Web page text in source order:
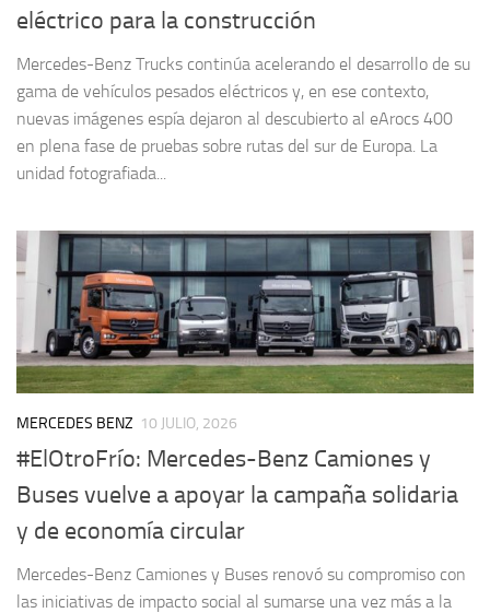
eléctrico para la construcción
Mercedes-Benz Trucks continúa acelerando el desarrollo de su
gama de vehículos pesados eléctricos y, en ese contexto,
nuevas imágenes espía dejaron al descubierto al eArocs 400
en plena fase de pruebas sobre rutas del sur de Europa. La
unidad fotografiada...
MERCEDES BENZ 10 JULIO, 2026
#ElOtroFrío: Mercedes-Benz Camiones y
Buses vuelve a apoyar la campaña solidaria
y de economía circular
Mercedes-Benz Camiones y Buses renovó su compromiso con
las iniciativas de impacto social al sumarse una vez más a la